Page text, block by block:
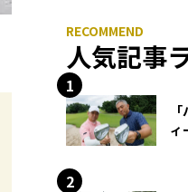
人気記事
ィ